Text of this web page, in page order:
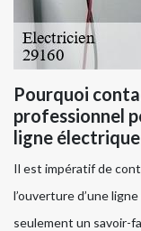
Pourquoi
professionnel
ligne électrique
Il est impératif de
l’ouverture d’une
seulement un savoir-